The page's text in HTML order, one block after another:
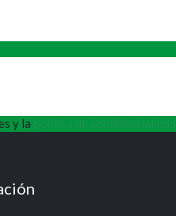
y la política de confidencialidad